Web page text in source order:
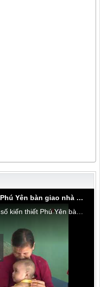
Công ty TNHH Xổ số kiến thiết Phú Yên bàn giao nhà tình thương tại thôn Hòa Đa, xã An Mỹ